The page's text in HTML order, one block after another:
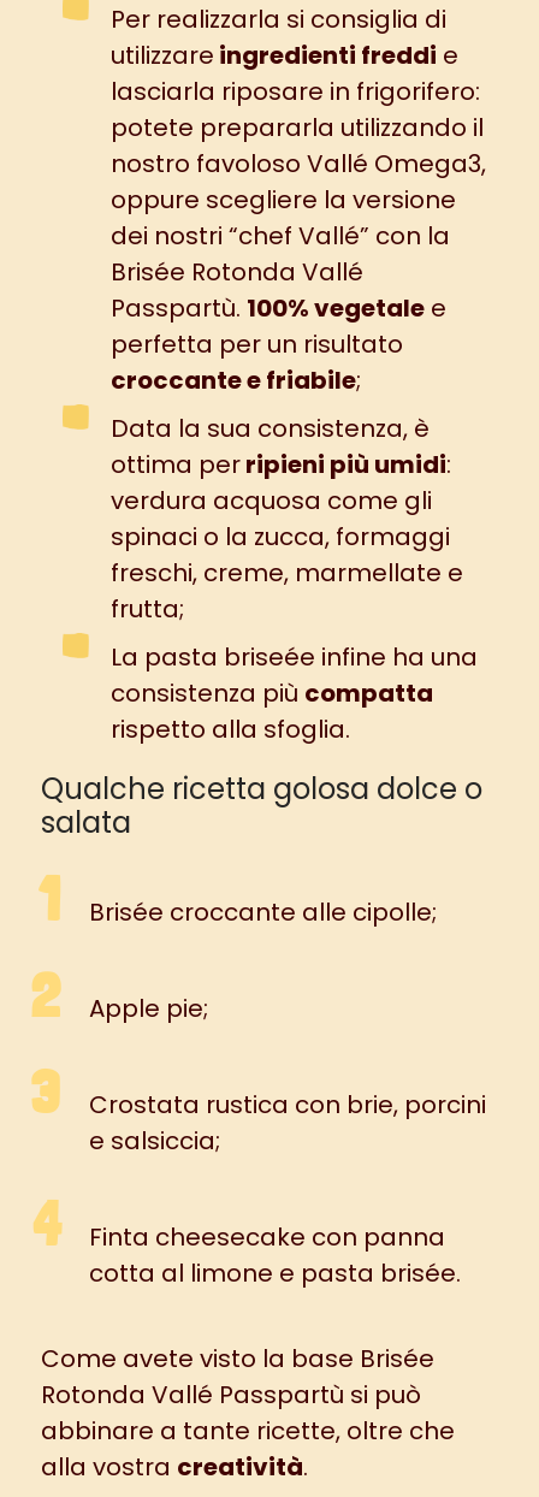
Per realizzarla si consiglia di
utilizzare ingredienti freddi e
lasciarla riposare in frigorifero:
potete prepararla utilizzando il
nostro favoloso Vallé Omega3,
oppure scegliere la versione
dei nostri “chef Vallé” con la
Brisée Rotonda Vallé
Passpartù. 100% vegetalee
perfetta per un risultato
croccante e friabile;
Data la sua consistenza, è
ottima perripieni più umidi:
verdura acquosa come gli
spinaci o la zucca, formaggi
freschi, creme, marmellate e
frutta;
La pasta briseée infine ha una
consistenza più compatta
rispetto alla sfoglia.
Qualche ricetta golosa dolce o
salata
Brisée croccante alle cipolle;
Apple pie;
Crostata rustica con brie, porcini
e salsiccia;
Finta cheesecake con panna
cotta al limone e pasta brisée.
Come avete visto la base Brisée
Rotonda Vallé Passpartù si può
abbinare a tante ricette, oltre che
alla vostra creatività.